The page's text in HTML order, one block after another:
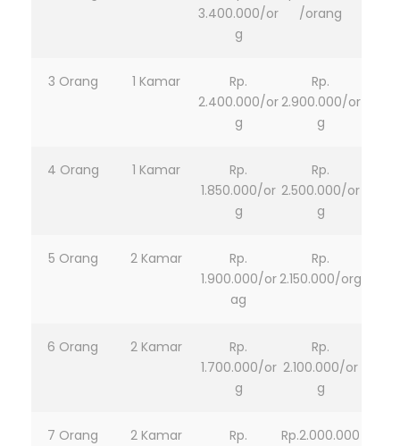
3.400.000/or
g
/orang
3 Orang 1 Kamar
Rp.
2.400.000/or
g
Rp.
2.900.000/or
g
4 Orang 1 Kamar
Rp.
1.850.000/or
g
Rp.
2.500.000/or
g
5 Orang 2 Kamar
Rp.
1.900.000/or
ag
Rp.
2.150.000/org
6 Orang 2 Kamar
Rp.
1.700.000/or
g
Rp.
2.100.000/or
g
7 Orang 2 Kamar
Rp.
Rp.2.000.000